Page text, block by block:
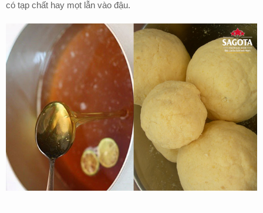
có tạp chất hay mọt lẫn vào đậu.